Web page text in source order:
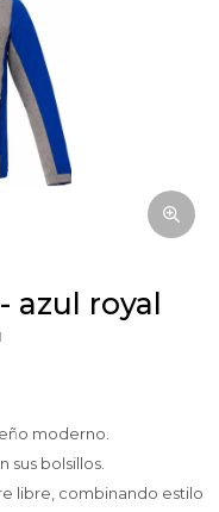
azul royal
moderno.
sus bolsillos.
libre, combinando estilo